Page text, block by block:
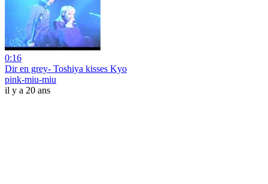
0:16
Dir en grey- Toshiya kisses Kyo
pink-miu-miu
il y a 20 ans